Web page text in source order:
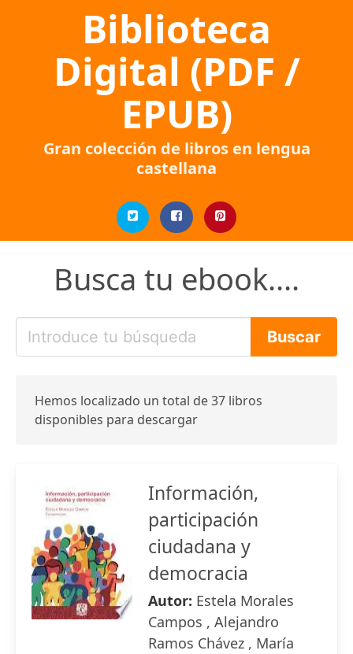
Biblioteca
Digital (PDF /
EPUB)
Gran colección de libros en lengua
castellana
Busca tu ebook....
Hemos localizado un total de 37 libros
disponibles para descargar
Información,
participación
ciudadana y
democracia
Autor: Estela Morales
Campos , Alejandro
Ramos Chávez , María